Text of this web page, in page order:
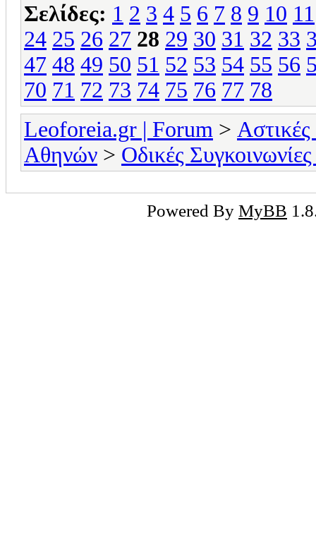
Σελίδες: 1 2 3 4 5 6 7 8 9 10 11
24 25 26 27 28 29 30 31 32 33
47 48 49 50 51 52 53 54 55 56
70 71 72 73 74 75 76 77 78
Leoforeia.gr | Forum >
Αθηνών > Οδικές
Powered By MyBB